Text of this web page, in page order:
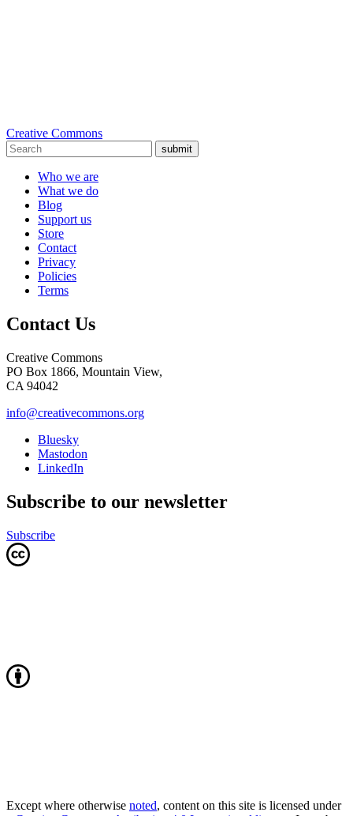
Creative Commons
submit
Who we are
What we do
Blog
Support us
Store
Contact
Privacy
Policies
Terms
Contact Us
Creative Commons
PO Box 1866, Mountain View,
CA 94042
info@creativecommons.org
Bluesky
Mastodon
LinkedIn
Subscribe to our newsletter
Subscribe
Except where otherwise noted, content on this site is licensed under